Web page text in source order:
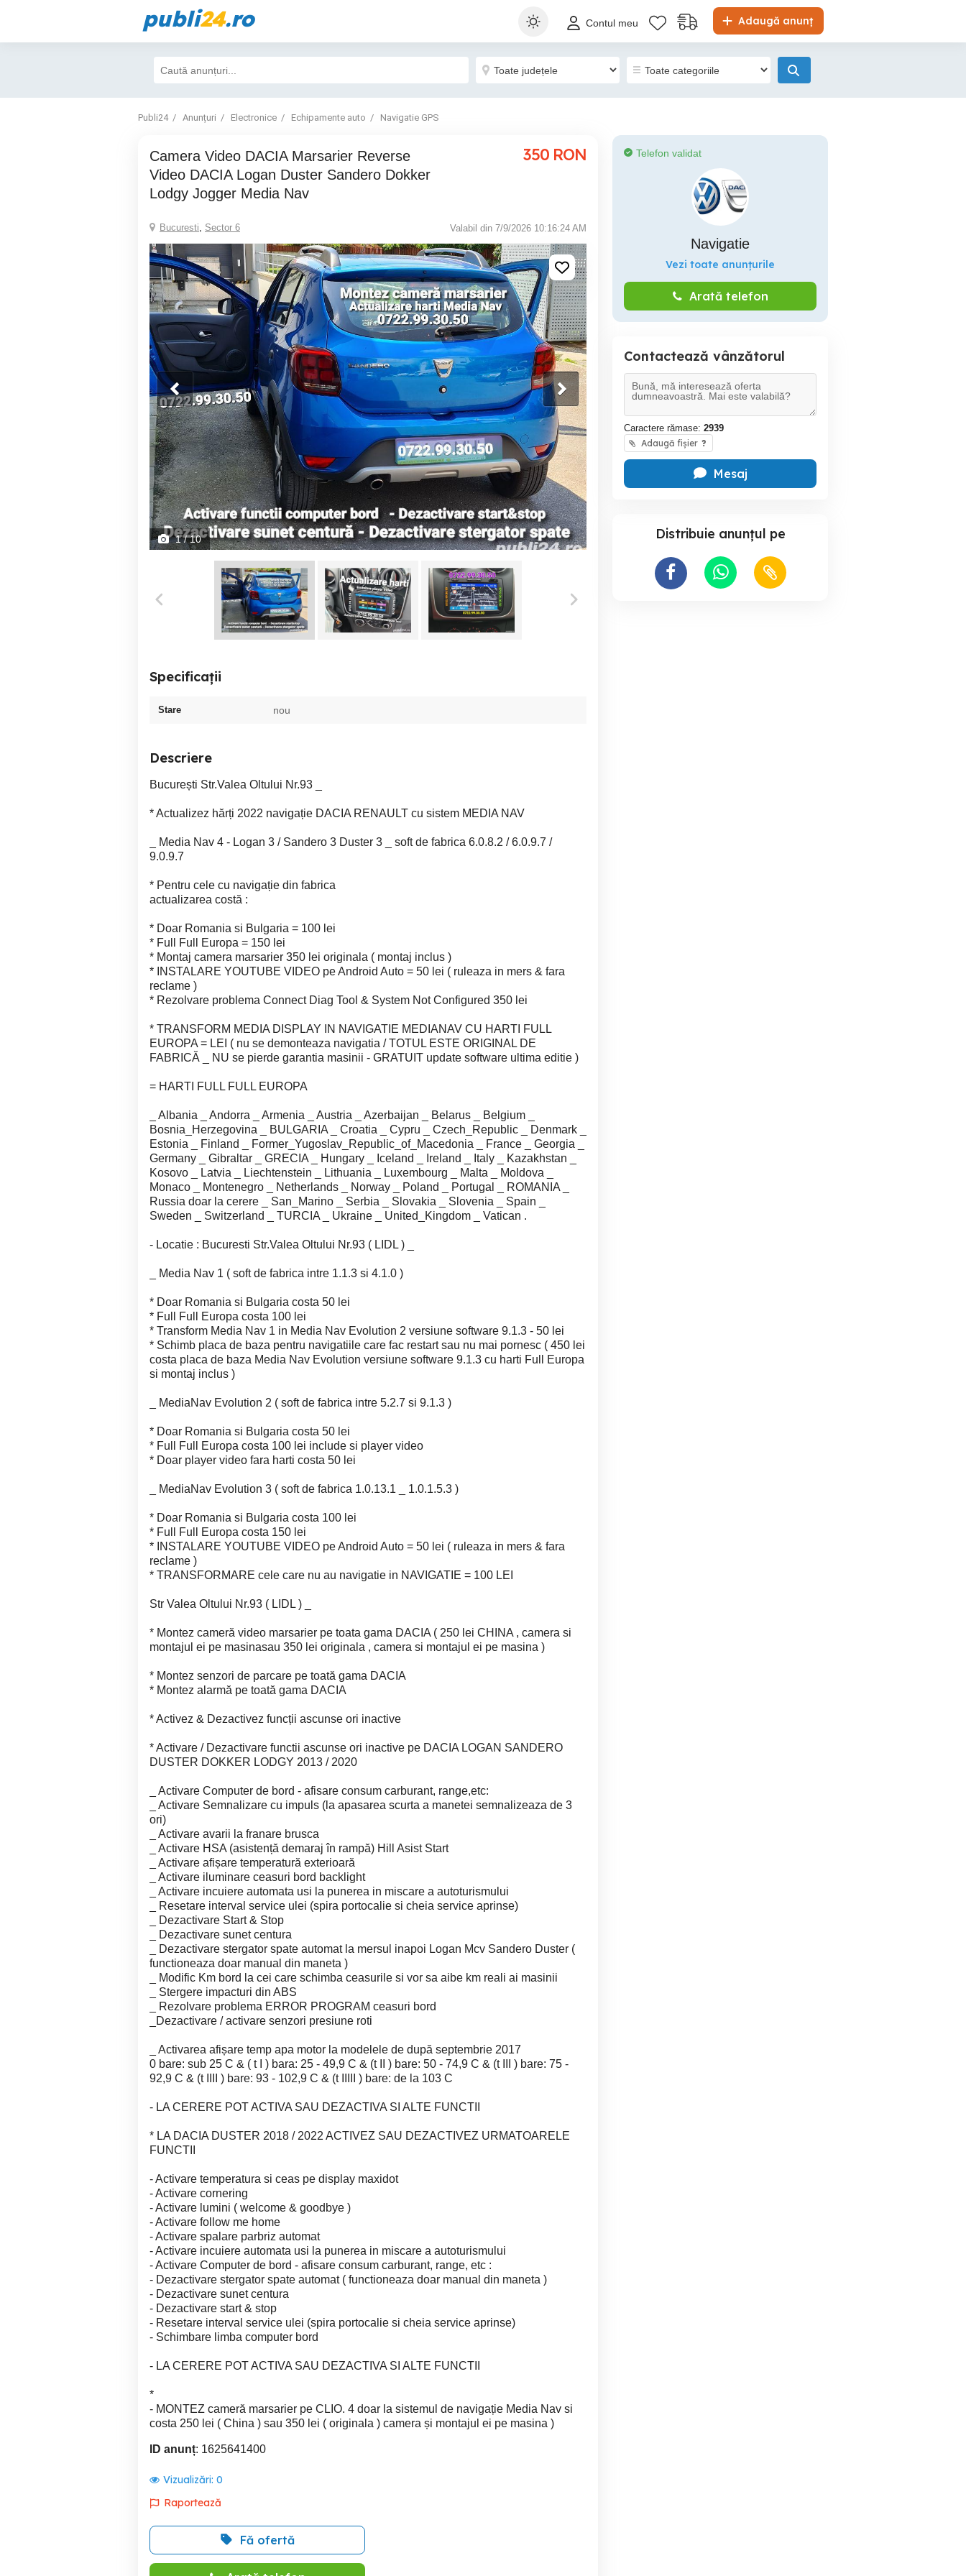
publi24.ro Adaugă anunț
Contul meu
Publi24 Anunțuri Electronice Echipamente auto Navigatie GPS
Camera Video DACIA Marsarier Reverse
Video DACIA Logan Duster Sandero Dokker
Lodgy Jogger Media Nav
350 RON
Bucuresti, Sector 6 Valabil din 7/9/2026 10:16:24 AM
1/ 10
Specificații
Stare nou
Descriere
București Str.Valea Oltului Nr.93 _
* Actualizez hărți 2022 navigație DACIA RENAULT cu sistem MEDIA NAV
_ Media Nav 4 - Logan 3 / Sandero 3 Duster 3 _ soft de fabrica 6.0.8.2 / 6.0.9.7 /
9.0.9.7
* Pentru cele cu navigație din fabrica
actualizarea costă :
* Doar Romania si Bulgaria = 100 lei
* Full Full Europa = 150 lei
* Montaj camera marsarier 350 lei originala ( montaj inclus )
* INSTALARE YOUTUBE VIDEO pe Android Auto = 50 lei ( ruleaza in mers & fara
reclame )
* Rezolvare problema Connect Diag Tool & System Not Configured 350 lei
* TRANSFORM MEDIA DISPLAY IN NAVIGATIE MEDIANAV CU HARTI FULL
EUROPA = LEI ( nu se demonteaza navigatia / TOTUL ESTE ORIGINAL DE
FABRICĂ _ NU se pierde garantia masinii - GRATUIT update software ultima editie )
= HARTI FULL FULL EUROPA
_ Albania _ Andorra _ Armenia _ Austria _ Azerbaijan _ Belarus _ Belgium _
Bosnia_Herzegovina _ BULGARIA _ Croatia _ Cypru _ Czech_Republic _ Denmark _
Estonia _ Finland _ Former_Yugoslav_Republic_of_Macedonia _ France _ Georgia _
Germany _ Gibraltar _ GRECIA _ Hungary _ Iceland _ Ireland _ Italy _ Kazakhstan _
Kosovo _ Latvia _ Liechtenstein _ Lithuania _ Luxembourg _ Malta _ Moldova _
Monaco _ Montenegro _ Netherlands _ Norway _ Poland _ Portugal _ ROMANIA _
Russia doar la cerere _ San_Marino _ Serbia _ Slovakia _ Slovenia _ Spain _
Sweden _ Switzerland _ TURCIA _ Ukraine _ United_Kingdom _ Vatican .
- Locatie : Bucuresti Str.Valea Oltului Nr.93 ( LIDL ) _
_ Media Nav 1 ( soft de fabrica intre 1.1.3 si 4.1.0 )
* Doar Romania si Bulgaria costa 50 lei
* Full Full Europa costa 100 lei
* Transform Media Nav 1 in Media Nav Evolution 2 versiune software 9.1.3 - 50 lei
* Schimb placa de baza pentru navigatiile care fac restart sau nu mai pornesc ( 450 lei
costa placa de baza Media Nav Evolution versiune software 9.1.3 cu harti Full Europa
si montaj inclus )
_ MediaNav Evolution 2 ( soft de fabrica intre 5.2.7 si 9.1.3 )
* Doar Romania si Bulgaria costa 50 lei
* Full Full Europa costa 100 lei include si player video
* Doar player video fara harti costa 50 lei
_ MediaNav Evolution 3 ( soft de fabrica 1.0.13.1 _ 1.0.1.5.3 )
* Doar Romania si Bulgaria costa 100 lei
* Full Full Europa costa 150 lei
* INSTALARE YOUTUBE VIDEO pe Android Auto = 50 lei ( ruleaza in mers & fara
reclame )
* TRANSFORMARE cele care nu au navigatie in NAVIGATIE = 100 LEI
Str Valea Oltului Nr.93 ( LIDL ) _
* Montez cameră video marsarier pe toata gama DACIA ( 250 lei CHINA , camera si
montajul ei pe masinasau 350 lei originala , camera si montajul ei pe masina )
* Montez senzori de parcare pe toată gama DACIA
* Montez alarmă pe toată gama DACIA
* Activez & Dezactivez funcții ascunse ori inactive
* Activare / Dezactivare functii ascunse ori inactive pe DACIA LOGAN SANDERO
DUSTER DOKKER LODGY 2013 / 2020
_ Activare Computer de bord - afisare consum carburant, range,etc:
_ Activare Semnalizare cu impuls (la apasarea scurta a manetei semnalizeaza de 3
ori)
_ Activare avarii la franare brusca
_ Activare HSA (asistență demaraj în rampă) Hill Asist Start
_ Activare afișare temperatură exterioară
_ Activare iluminare ceasuri bord backlight
_ Activare incuiere automata usi la punerea in miscare a autoturismului
_ Resetare interval service ulei (spira portocalie si cheia service aprinse)
_ Dezactivare Start & Stop
_ Dezactivare sunet centura
_ Dezactivare stergator spate automat la mersul inapoi Logan Mcv Sandero Duster (
functioneaza doar manual din maneta )
_ Modific Km bord la cei care schimba ceasurile si vor sa aibe km reali ai masinii
_ Stergere impacturi din ABS
_ Rezolvare problema ERROR PROGRAM ceasuri bord
_Dezactivare / activare senzori presiune roti
_ Activarea afișare temp apa motor la modelele de după septembrie 2017
0 bare: sub 25 C & ( t I ) bara: 25 - 49,9 C & (t II ) bare: 50 - 74,9 C & (t III ) bare: 75 -
92,9 C & (t IIII ) bare: 93 - 102,9 C & (t IIIII ) bare: de la 103 C
- LA CERERE POT ACTIVA SAU DEZACTIVA SI ALTE FUNCTII
* LA DACIA DUSTER 2018 / 2022 ACTIVEZ SAU DEZACTIVEZ URMATOARELE
FUNCTII
- Activare temperatura si ceas pe display maxidot
- Activare cornering
- Activare lumini ( welcome & goodbye )
- Activare follow me home
- Activare spalare parbriz automat
- Activare incuiere automata usi la punerea in miscare a autoturismului
- Activare Computer de bord - afisare consum carburant, range, etc :
- Dezactivare stergator spate automat ( functioneaza doar manual din maneta )
- Dezactivare sunet centura
- Dezactivare start & stop
- Resetare interval service ulei (spira portocalie si cheia service aprinse)
- Schimbare limba computer bord
- LA CERERE POT ACTIVA SAU DEZACTIVA SI ALTE FUNCTII
*
- MONTEZ cameră marsarier pe CLIO. 4 doar la sistemul de navigație Media Nav si
costa 250 lei ( China ) sau 350 lei ( originala ) camera și montajul ei pe masina )
ID anunț: 1625641400
Vizualizări: 0
Raportează
Fă ofertă
Telefon validat
Navigatie
Vezi toate anunțurile
Arată telefon
Contactează vânzătorul
Caractere rămase: 2939
Adaugă fișier ?
Mesaj
Distribuie anunțul pe